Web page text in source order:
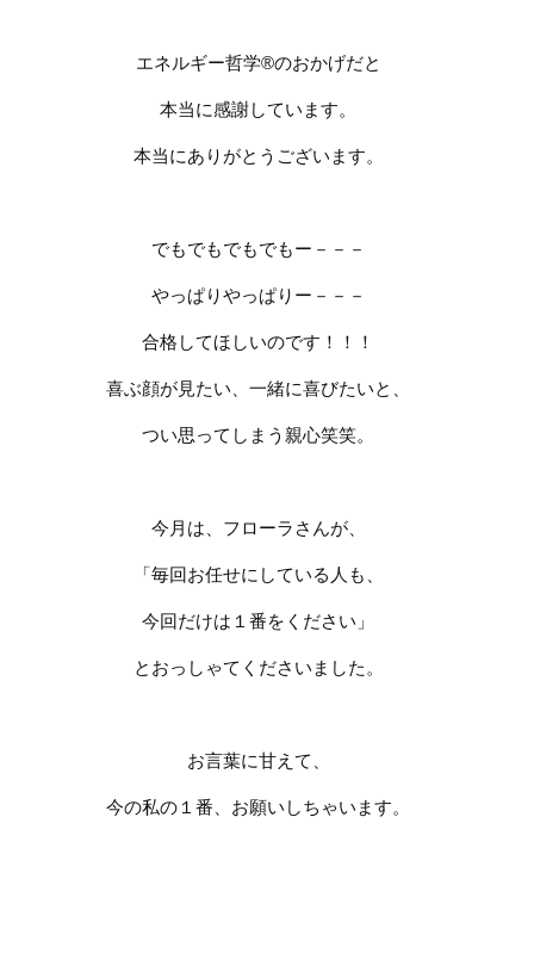
エネルギー哲学®のおかげだと
本当に感謝しています。
本当にありがとうございます。
でもでもでもでもー－－－
やっぱりやっぱりー－－－
合格してほしいのです！！！
喜ぶ顔が見たい、一緒に喜びたいと、
つい思ってしまう親心笑笑。
今月は、フローラさんが、
「毎回お任せにしている人も、
今回だけは１番をください」
とおっしゃてくださいました。
お言葉に甘えて、
今の私の１番、お願いしちゃいます。